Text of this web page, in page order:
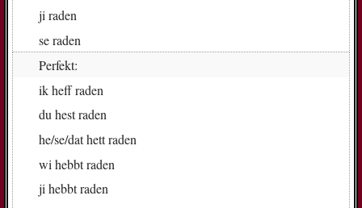
ji ra­den
sera­den
Perfekt:
ikheff ra­den
duhest ra­den
he/se/dathett ra­den
wi hebbt ra­den
ji hebbt ra­den